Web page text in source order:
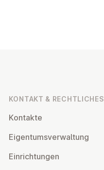
KONTAKT & RECHT­LI­CHES
Kontakte
Ei­gen­tums­ver­wal­tung
Ein­rich­tun­gen